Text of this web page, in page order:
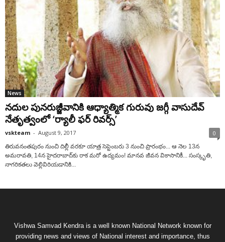
News
నదుల పునరుజ్జీవానికి ఆధ్యాత్మిక గురువు జగ్గీ వాసుదేవ్‌
నేతృత్వంలో ‘ర్యాలీ ఫర్‌ రివర్స్‌’
vskteam - August 9, 2017 0
తిరువనంతపురం నుంచి దిల్లీ వరకూ యాత్ర సెప్టెంబరు 3 నుంచి ప్రారంభం... ఆ నెల 13న
అమరావతి, 14న హైదరాబాద్‌కు రాక మరో ఉద్యమం! మానవ జీవన వికాసానికీ... సంస్కృతి,
నాగరికతలు వెల్లివిరియడానికి...
Vishwa Samvad Kendra is a well known National Network known for
providing news and views of National interest and importance, thus